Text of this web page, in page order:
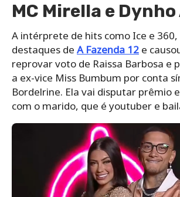
MC Mirella e
A intérprete de hits como Ice e
destaques de A Fazenda 12 e
reprovar voto de Raissa Barbosa e
a ex-vice Miss Bumbum por conta
Bordelrine. Ela vai disputar prêmio
com o marido, que é youtuber e